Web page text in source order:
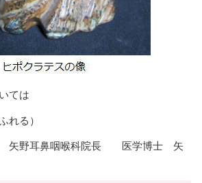
ては
れる）
矢野耳鼻咽喉科院長 医学博士 矢